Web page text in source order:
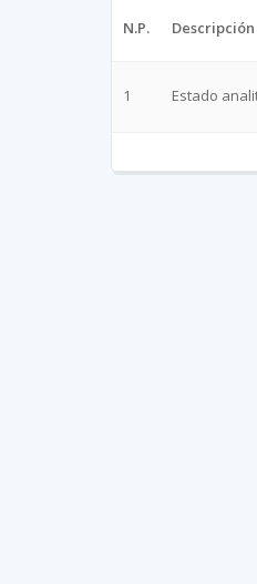
N.P. Descripción
1 Estado